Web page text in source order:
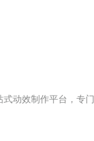
式动效制作平台，专